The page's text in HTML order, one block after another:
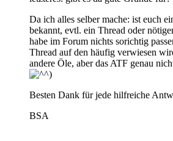
Da ich alles selber mache: ist euch
bekannt, evtl. ein Thread oder
habe im Forum nichts sorichtig
Thread auf den häufig verwiesen
andere Öle, aber das ATF genau
)
Besten Dank für jede hilfreiche
BSA